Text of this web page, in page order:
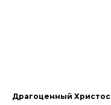
Драгоценный Христос